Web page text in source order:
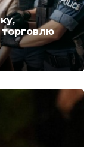
торговлю